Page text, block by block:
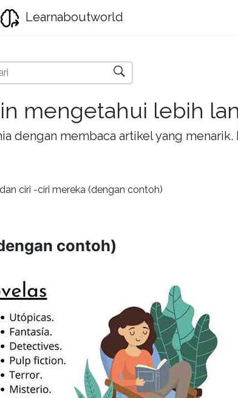
Learnaboutworld
mengetahui lebih
dengan membaca artikel yang
ciri -ciri mereka (dengan contoh)
contoh)